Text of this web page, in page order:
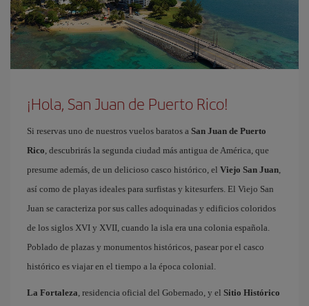
¡Hola, San Juan de Puerto Rico!
Si reservas uno de nuestros vuelos baratos a San Juan de Puerto
Rico, descubrirás la segunda ciudad más antigua de América, que
presume además, de un delicioso casco histórico, el Viejo San Juan,
así como de playas ideales para surfistas y kitesurfers. El Viejo San
Juan se caracteriza por sus calles adoquinadas y edificios coloridos
de los siglos XVI y XVII, cuando la isla era una colonia española.
Poblado de plazas y monumentos históricos, pasear por el casco
histórico es viajar en el tiempo a la época colonial.
La Fortaleza, residencia oficial del Gobernado, y el Sitio Histórico